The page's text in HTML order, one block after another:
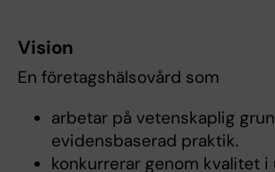
Vision
En företagshälsovård som
arbetar på vetenskaplig
evidensbaserad praktik.
konkurrerar genom kvalitet i